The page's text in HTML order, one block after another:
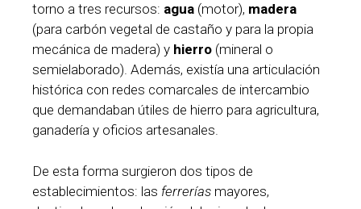
torno a tres recursos: agua (motor), madera
(para carbón vegetal de castaño y para la propia
mecánica de madera) y hierro (mineral o
semielaborado). Además, existía una articulación
histórica con redes comarcales de intercambio
que demandaban útiles de hierro para agricultura,
ganadería y oficios artesanales.
De esta forma surgieron dos tipos de
establecimientos: las ferrerías mayores,